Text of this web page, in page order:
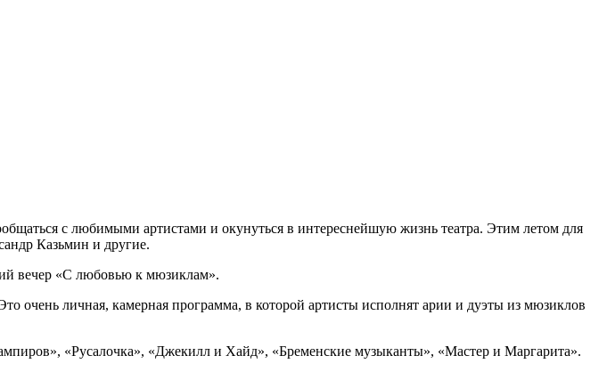
с любимыми артистами и окунуться в интереснейшую жизнь театра. Этим летом для
Казьмин и другие.
вечер «С любовью к мюзиклам».
очень личная, камерная программа, в которой артисты исполнят арии и дуэты из мюзиклов
«Русалочка», «Джекилл и Хайд», «Бременские музыканты», «Мастер и Маргарита».